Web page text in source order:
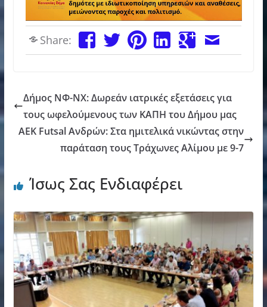
Share:
Δήμος ΝΦ-ΝΧ: Δωρεάν ιατρικές εξετάσεις για
τους ωφελούμενους των ΚΑΠΗ του Δήμου μας
ΑΕΚ Futsal Ανδρών: Στα ημιτελικά νικώντας στην
παράταση τους Τράχωνες Αλίμου με 9-7
Ίσως Σας Ενδιαφέρει